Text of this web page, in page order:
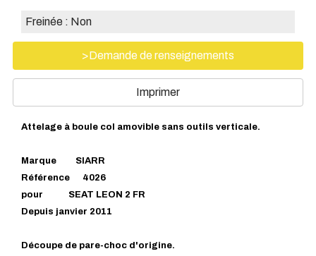
Freinée : Non
>Demande de renseignements
Imprimer
Attelage à boule col amovible sans outils verticale.
Marque SIARR
Référence 4026
pour SEAT LEON 2 FR
Depuis janvier 2011
Découpe de pare-choc d'origine.